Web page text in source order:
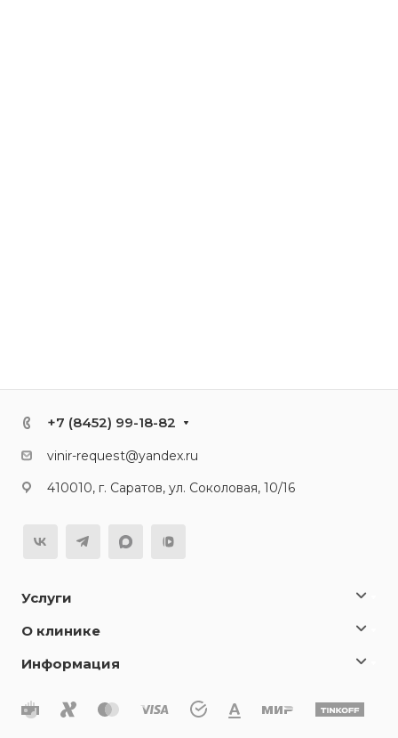
+7 (8452) 99-18-82
vinir-request@yandex.ru
410010, г. Саратов, ул. Соколовая, 10/16
Услуги
О клинике
Информация